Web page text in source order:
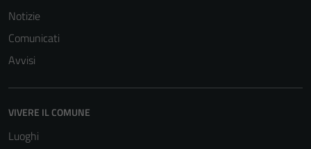
Notizie
Comunicati
Avvisi
VIVERE IL COMUNE
Luoghi
Tecnici